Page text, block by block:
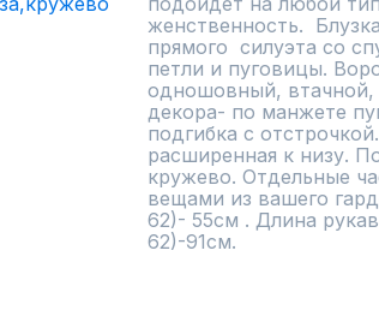
женственность.
прямого  силуэта со
петли и пуговицы.
одношовный, втачной,
декора- по манжете
подгибка с
расширенная к низу.
кружево. Отдельные
вещами из вашего
62)- 55см . Длина
62)-91см.